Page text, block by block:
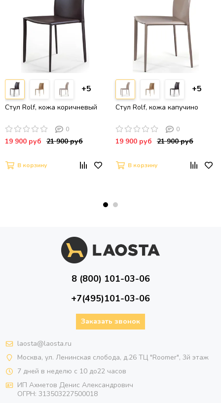
+5
Стул Rolf, кожа коричневый
0
19 900 руб 21 900 руб
В корзину
+5
Стул Rolf, кожа капучино
0
19 900 руб 21 900 руб
В корзину
8 (800) 101-03-06
+7(495)101-03-06
Заказать звонок
laosta@laosta.ru
Москва, ул. Ленинская слобода, д.26 ТЦ "Roomer", 3й этаж
7 дней в неделю с 10 до22 часов
ИП Ахметов Денис Александрович
ОГРН: 313503227500018